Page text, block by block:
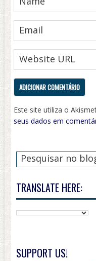
Este site utiliza o
seus dados em
TRANSLATE HERE:
SUPPORT US!